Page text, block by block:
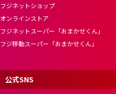
フジネットショップ
オンラインストア
フジネットスーパー「おまかせくん」
フジ移動スーパー「おまかせくん」
公式SNS